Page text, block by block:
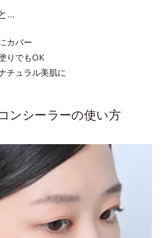
…
カバー
りでもOK
チュラル美肌に
ンシーラーの使い方